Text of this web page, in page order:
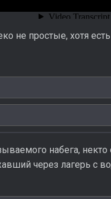
не простые, хотя
набега,
через лагерь с